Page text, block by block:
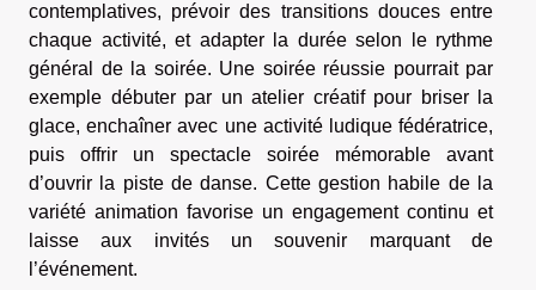
contemplatives, prévoir des transitions douces entre
chaque activité, et adapter la durée selon le rythme
général de la soirée. Une soirée réussie pourrait par
exemple débuter par un atelier créatif pour briser la
glace, enchaîner avec une activité ludique fédératrice,
puis offrir un spectacle soirée mémorable avant
d’ouvrir la piste de danse. Cette gestion habile de la
variété animation favorise un engagement continu et
laisse aux invités un souvenir marquant de
l’événement.